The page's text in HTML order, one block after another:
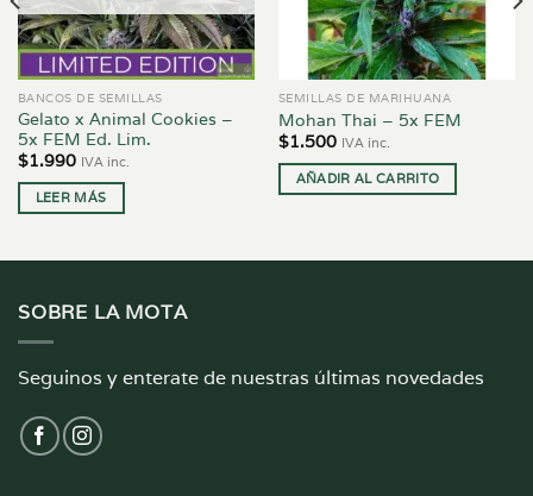
BANCOS DE SEMILLAS
Gelato x Animal Cookies –
5x FEM Ed. Lim.
$1.990 IVA inc.
LEER MÁS
SEMILLAS DE MARIHUANA
Mohan Thai – 5x FEM
$1.500 IVA inc.
AÑADIR AL CARRITO
SOBRE LA MOTA
Seguinos y enterate de nuestras últimas novedades